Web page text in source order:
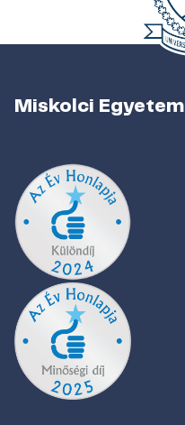
Miskolci Egyetem